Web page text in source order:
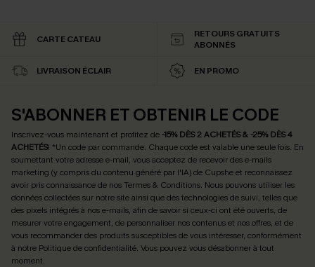
CARTE CATEAU
RETOURS GRATUITS
ABONNÉS
LIVRAISON ÉCLAIR EN PROMO
S'ABONNER ET OBTENIR LE CODE
Inscrivez-vous maintenant et profitez de -15% DÈS 2 ACHETÉS & -25% DÈS 4
ACHETÉS! *Un code par commande. Chaque code est valable une seule fois. En
soumettant votre adresse e-mail, vous acceptez de recevoir des e-mails
marketing (y compris du contenu généré par l'IA) de Cupshe et reconnaissez
avoir pris connaissance de nosTermes & Conditions. Nous pouvons utiliser les
données collectées sur notre site ainsi que des technologies de suivi, telles que
des pixels intégrés à nos e-mails, afin de savoir si ceux-ci ont été ouverts, de
mesurer votre engagement, de personnaliser nos contenus et nos offres, et de
vous recommander des produits susceptibles de vous intéresser, conformément
à notre Politique de confidentialité. Vous pouvez vous désabonner à tout
moment.